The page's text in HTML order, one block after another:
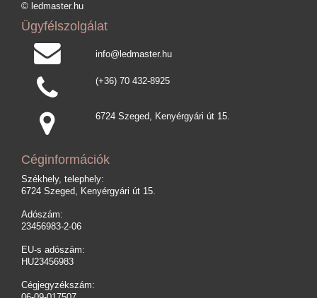
© ledmaster.hu
Ügyfélszolgálat
info@ledmaster.hu
(+36) 70 432-8925
6724 Szeged, Kenyérgyári út 15.
Céginformációk
Székhely, telephely:
6724 Szeged, Kenyérgyári út 15.
Adószám:
23456983-2-06
EU-s adószám:
HU23456983
Cégjegyzékszám: